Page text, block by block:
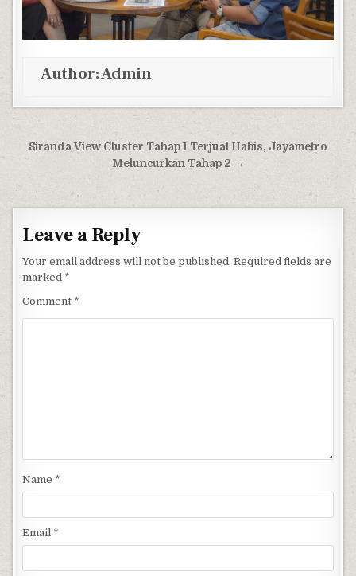
Author:Admin
Post navigation
Siranda View Cluster Tahap 1 Terjual Habis, Jayametro
Meluncurkan Tahap 2 →
Leave a Reply
Your email address will not be published. Required fields are
marked *
Comment *
Name *
Email *